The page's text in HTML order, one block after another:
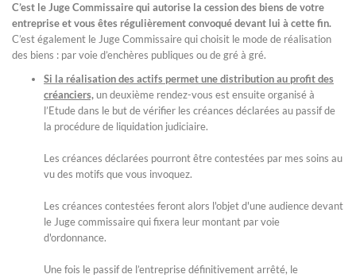
C’est le Juge Commissaire qui autorise la cession des biens de votre
entreprise et vous êtes régulièrement convoqué devant lui à cette fin.
C’est également le Juge Commissaire qui choisit le mode de réalisation
des biens : par voie d’enchères publiques ou de gré à gré.
Si la réalisation des actifs permet une distribution au profit des
créanciers,un deuxième rendez-vous est ensuite organisé à
l’Etude dans le but de vérifier les créances déclarées au passif de
la procédure de liquidation judiciaire.
Les créances déclarées pourront être contestées par mes soins au
vu des motifs que vous invoquez.
Les créances contestées feront alors l'objet d'une audience devant
le Juge commissaire qui fixera leur montant par voie
d'ordonnance.
Une fois le passif de l’entreprise définitivement arrêté, le